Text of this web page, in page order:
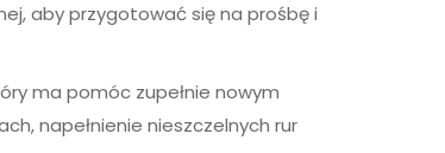
aby przygotować się na prośbę i
ma pomóc zupełnie nowym
napełnienie nieszczelnych rur